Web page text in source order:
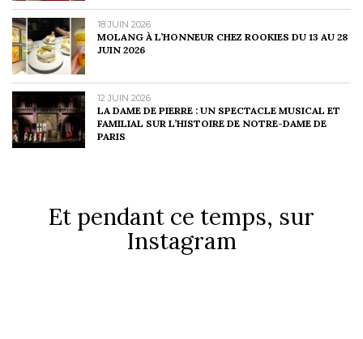
18 JUIN 2026
MOLANG À L’HONNEUR CHEZ ROOKIES DU 13 AU 28
JUIN 2026
12 JUIN 2026
LA DAME DE PIERRE : UN SPECTACLE MUSICAL ET
FAMILIAL SUR L’HISTOIRE DE NOTRE-DAME DE
PARIS
Et pendant ce temps, sur
Instagram